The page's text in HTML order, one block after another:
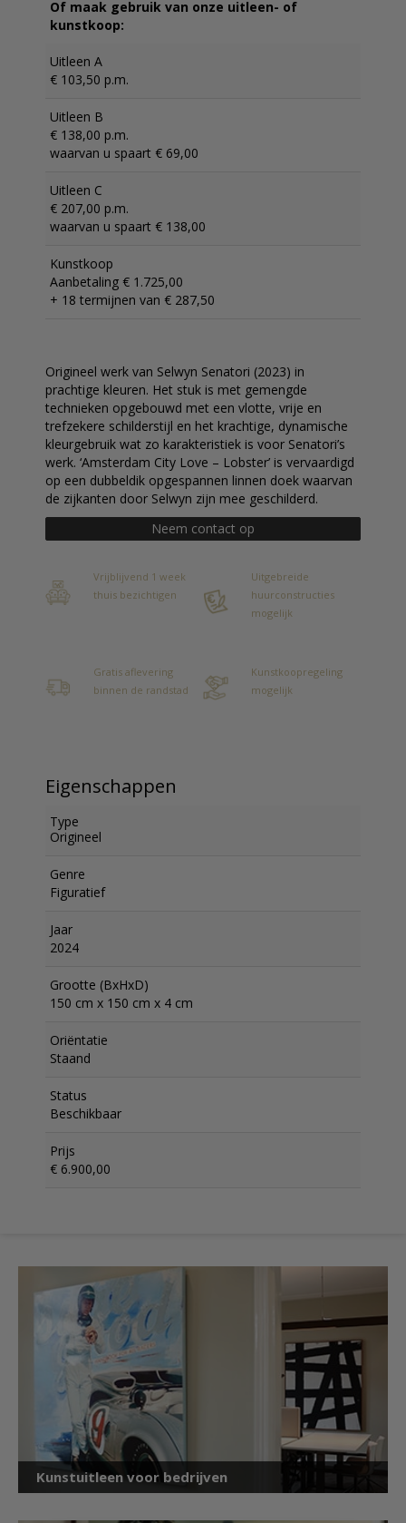
Of maak gebruik van onze uitleen- of
kunstkoop:
Uitleen A
€ 103,50 p.m.
Uitleen B
€ 138,00 p.m.
waarvan u spaart € 69,00
Uitleen C
€ 207,00 p.m.
waarvan u spaart € 138,00
Kunstkoop
Aanbetaling € 1.725,00
+ 18 termijnen van € 287,50
Origineel werk van Selwyn Senatori (2023) in
prachtige kleuren. Het stuk is met gemengde
technieken opgebouwd met een vlotte, vrije en
trefzekere schilderstijl en het krachtige, dynamische
kleurgebruik wat zo karakteristiek is voor Senatori’s
werk. ‘Amsterdam City Love – Lobster’ is vervaardigd
op een dubbeldik opgespannen linnen doek waarvan
de zijkanten door Selwyn zijn mee geschilderd.
Neem contact op
Vrijblijvend 1 week
thuis bezichtigen
Uitgebreide
huurconstructies
mogelijk
Gratis aflevering
binnen de randstad
Kunstkoopregeling
mogelijk
Eigenschappen
Type
Origineel
Genre
Figuratief
Jaar
2024
Grootte (BxHxD)
150 cm x 150 cm x 4 cm
Oriëntatie
Staand
Status
Beschikbaar
Prijs
€ 6.900,00
Kunstuitleen voor bedrijven